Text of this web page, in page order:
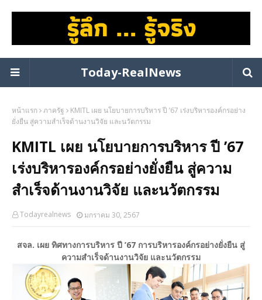
Today-RealNews
หน้าแรก ภาครัฐ
KMITL เผย นโยบายการบริหาร ปี ’67 เร่งบริหารองค์กรอย่าง
ยั่งยืน สู่ความสำเร็จด้านงานวิจัย และนวัตกรรม
KMITL เผย นโยบายการบริหาร ปี ’67
เร่งบริหารองค์กรอย่างยั่งยืน สู่ความ
สำเร็จด้านงานวิจัย และนวัตกรรม
Todayrealnews มกราคม 30, 2567
สจล. เผย ทิศทางการบริหาร ปี ’67 การบริหารองค์กรอย่างยั่งยืน สู่
ความสำเร็จด้านงานวิจัย และนวัตกรรม